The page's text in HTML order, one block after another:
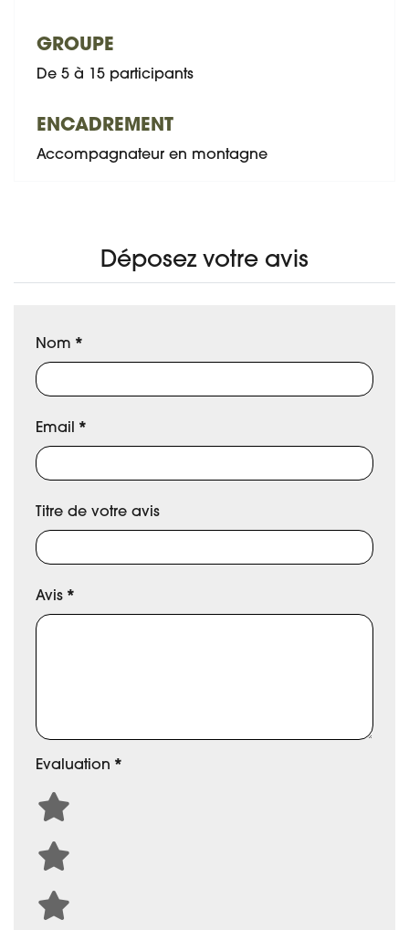
GROUPE
De 5 à 15 participants
ENCADREMENT
Accompagnateur en montagne
Déposez votre avis
Nom *
Email *
Titre de votre avis
Avis *
Evaluation *